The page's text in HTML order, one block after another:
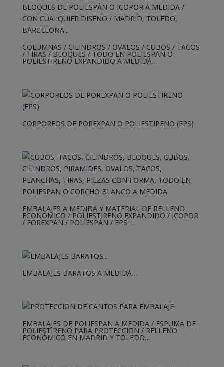
COLUMNAS / CILINDROS / OVALOS / CUBOS / TACOS
/ TIRAS / BLOQUES / TODO EN POLIESPAN O
POLIESTIRENO EXPANDIDO A MEDIDA…
CORPOREOS DE POREXPAN O POLIESTIRENO (EPS)
EMBALAJES A MEDIDA Y MATERIAL DE RELLENO
ECONÓMICO / POLIESTIRENO EXPANDIDO / ICOPOR
/ FOREXPÁN / POLIESPÁN / EPS …
EMBALAJES BARATOS A MEDIDA…
EMBALAJES DE POLIESPAN A MEDIDA / ESPUMA DE
POLIESTIRENO PARA PROTECCION / RELLENO
ECONÓMICO EN MADRID Y TOLEDO…